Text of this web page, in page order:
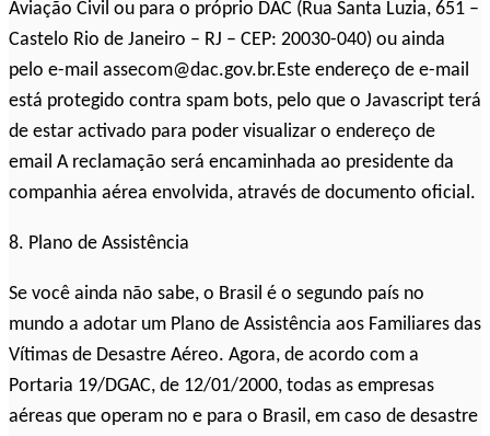
Aviação Civil ou para o próprio DAC (Rua Santa Luzia, 651 –
Castelo Rio de Janeiro – RJ – CEP: 20030-040) ou ainda
pelo e-mail assecom@dac.gov.br.Este endereço de e-mail
está protegido contra spam bots, pelo que o Javascript terá
de estar activado para poder visualizar o endereço de
email A reclamação será encaminhada ao presidente da
companhia aérea envolvida, através de documento oficial.
8. Plano de Assistência
Se você ainda não sabe, o Brasil é o segundo país no
mundo a adotar um Plano de Assistência aos Familiares das
Vítimas de Desastre Aéreo. Agora, de acordo com a
Portaria 19/DGAC, de 12/01/2000, todas as empresas
aéreas que operam no e para o Brasil, em caso de desastre